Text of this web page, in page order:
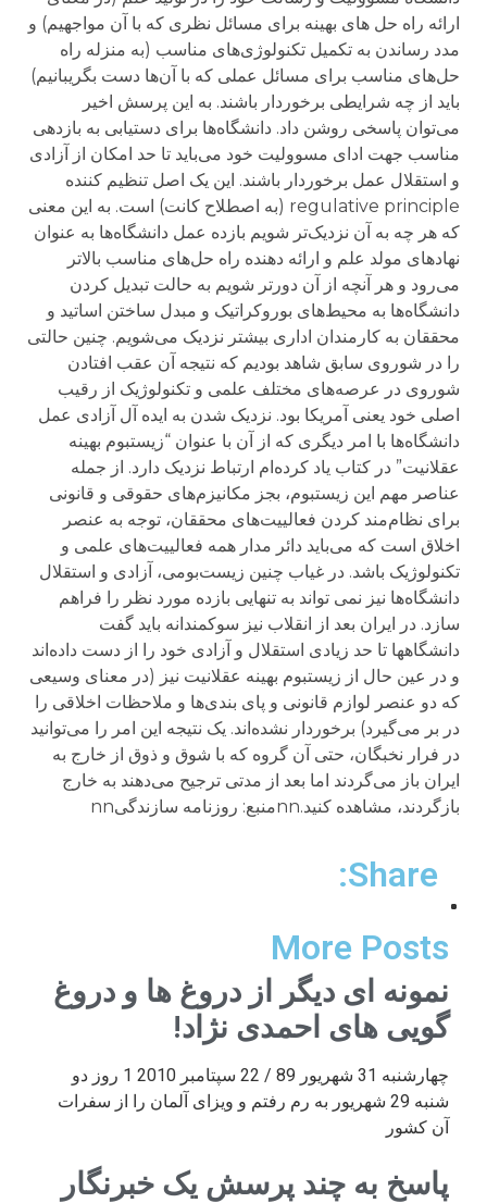
Share:
More Posts
نمونه ای دیگر از دروغ ها و دروغ
گویی های احمدی نژاد!
چهارشنبه 31 شهریور 89 / 22 سپتامبر 2010 1 روز دو
شنبه 29 شهریور به رم رفتم و ویزای آلمان را از سفرات
آن کشور
پاسخ به چند پرسش یک خبرنگار